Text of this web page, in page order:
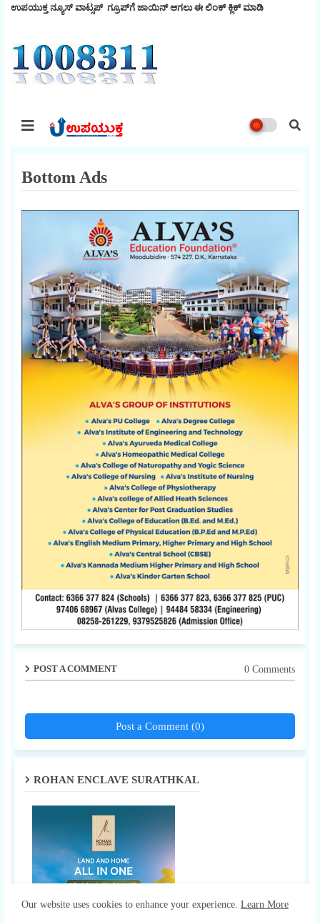
ಉಪಯುಕ್ತ ನ್ಯೂಸ್‌ ವಾಟ್ಸಪ್‌ ಗ್ರೂಪ್‌ಗೆ ಜಾಯಿನ್ ಆಗಲು ಈ ಲಿಂಕ್ ಕ್ಲಿಕ್ ಮಾಡಿ